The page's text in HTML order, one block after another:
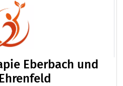
Eberbach und